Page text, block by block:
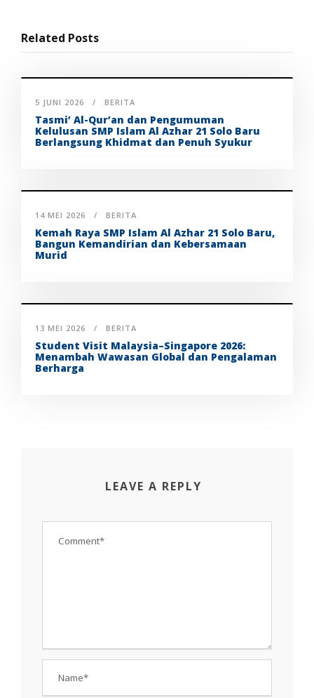
Related Posts
5 JUNI 2026 BERITA
Tasmi’ Al-Qur’an dan Pengumuman
Kelulusan SMP Islam Al Azhar 21 Solo Baru
Berlangsung Khidmat dan Penuh Syukur
14 MEI 2026 BERITA
Kemah Raya SMP Islam Al Azhar 21 Solo Baru,
Bangun Kemandirian dan Kebersamaan
Murid
13 MEI 2026 BERITA
Student Visit Malaysia–Singapore 2026:
Menambah Wawasan Global dan Pengalaman
Berharga
LEAVE A REPLY